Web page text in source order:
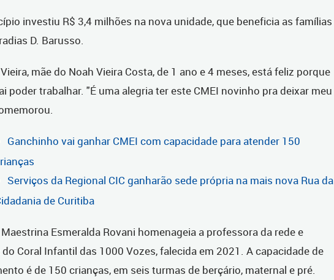
investiu R$ 3,4 milhões na nova unidade, que beneficia as famílias
D. Barusso.
mãe do Noah Vieira Costa, de 1 ano e 4 meses, está feliz porque
poder trabalhar. "É uma alegria ter este CMEI novinho pra deixar meu
Ganchinho vai ganhar CMEI com capacidade para atender 150
Serviços da Regional CIC ganharão sede própria na mais nova Rua da
de Curitiba
Maestrina Esmeralda Rovani homenageia a professora da rede e
Coral Infantil das 1000 Vozes, falecida em 2021. A capacidade de
é de 150 crianças, em seis turmas de berçário, maternal e pré.